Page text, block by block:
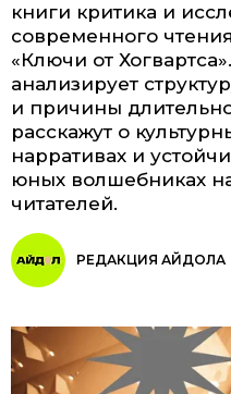
книги критика и
современного
«Ключи от
анализирует
и причины
расскажут о
нарративах и
юных волшебниках
читателей.
РЕДАКЦИЯ АЙДОЛА